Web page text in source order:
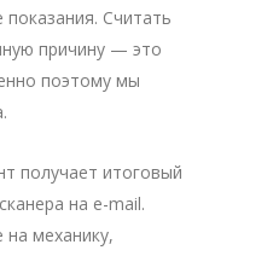
Считать
причину — это
поэтому мы
получает итоговый
на e-mail.
на механику,